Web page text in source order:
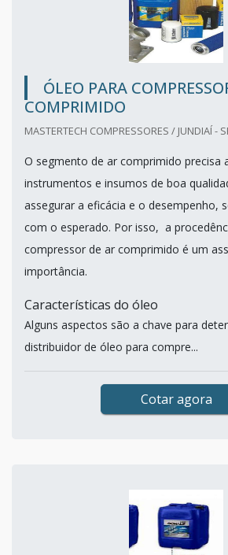
ÓLEO PARA
COMPRIMIDO
MASTERTECH COMPRESSORES / JUNDIAÍ -
O segmento de ar comprimido precisa
instrumentos e insumos de boa
assegurar a eficácia e o desempenho,
com o esperado. Por isso, a
compressor de ar comprimido é um
importância.
Características do óleo
Alguns aspectos são a chave para
distribuidor de óleo para compre...
Cotar agora